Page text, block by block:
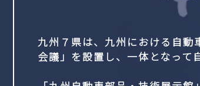
九州７県は、九州における自
会議」を設置し、一体となって